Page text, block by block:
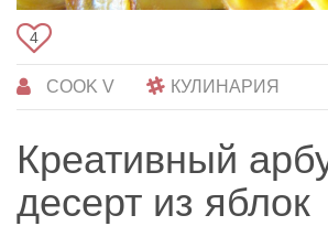
4
COOK V КУЛИНАРИЯ
Креативный
десерт из яблок